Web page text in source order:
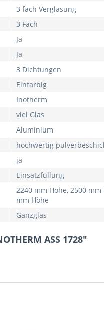
3 fach Verglasung
3 Fach
Ja
Ja
3 Dichtungen
Einfarbig
Inotherm
viel Glas
Aluminium
hochwertig
ja
Einsatzfüllung
2240 mm Höhe, 2500 mm
mm Höhe
Ganzglas
ASS 1728"